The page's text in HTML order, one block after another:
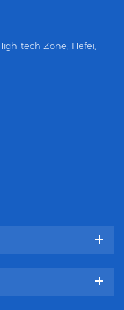
tech Zone, Hefei,